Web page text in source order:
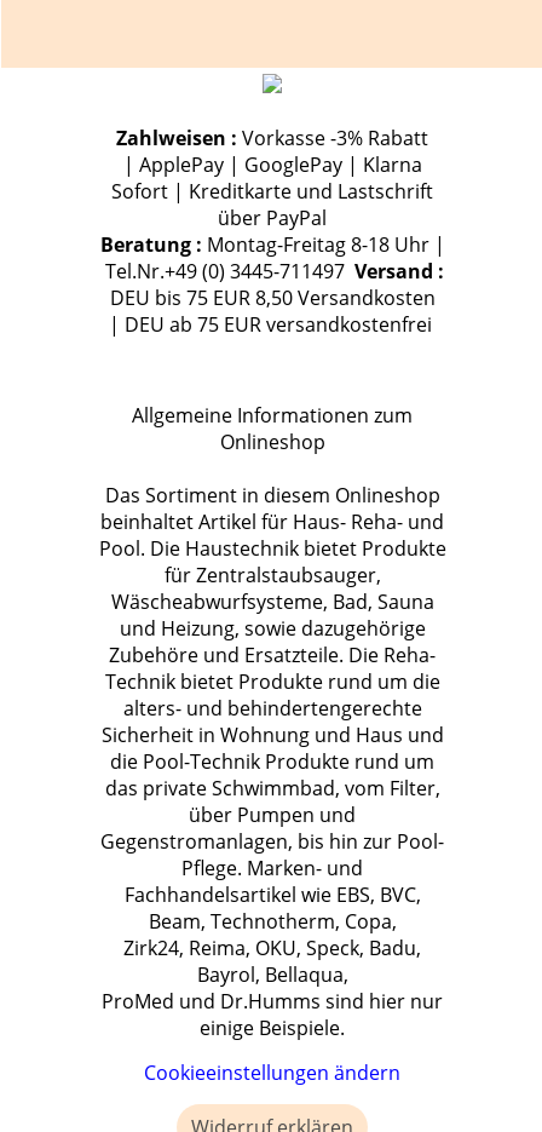
Zahlweisen : Vorkasse -3% Rabatt
| ApplePay | GooglePay | Klarna
Sofort | Kreditkarte und Lastschrift
über PayPal
Beratung : Montag-Freitag 8-18 Uhr |
Tel.Nr.+49 (0) 3445-711497 Versand :
DEU bis 75 EUR 8,50 Versandkosten
| DEU ab 75 EUR versandkostenfrei
Allgemeine Informationen zum
Onlineshop
Das Sortiment in diesem Onlineshop
beinhaltet Artikel für Haus- Reha- und
Pool. Die Haustechnik bietet Produkte
für Zentralstaubsauger,
Wäscheabwurfsysteme, Bad, Sauna
und Heizung, sowie dazugehörige
Zubehöre und Ersatzteile. Die Reha-
Technik bietet Produkte rund um die
alters- und behindertengerechte
Sicherheit in Wohnung und Haus und
die Pool-Technik Produkte rund um
das private Schwimmbad, vom Filter,
über Pumpen und
Gegenstromanlagen, bis hin zur Pool-
Pflege. Marken- und
Fachhandelsartikel wie EBS, BVC,
Beam, Technotherm, Copa,
Zirk24, Reima, OKU, Speck, Badu,
Bayrol, Bellaqua,
ProMed und Dr.Humms sind hier nur
einige Beispiele.
Cookieeinstellungen ändern